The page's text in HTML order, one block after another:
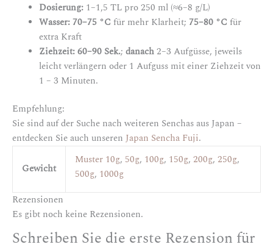
Dosierung:1–1,5 TL pro 250 ml (≈6–8 g/L)
Wasser: 70–75 °C für mehr Klarheit; 75–80 °C für
extra Kraft
Ziehzeit:60–90 Sek.; danach2–3 Aufgüsse, jeweils
leicht verlängern oder 1 Aufguss mit einer Ziehzeit von
1 – 3 Minuten.
Empfehlung:
Sie sind auf der Suche nach weiteren Senchas aus Japan –
entdecken Sie auch unseren Japan Sencha Fuji.
Gewicht
Muster 10g, 50g, 100g, 150g, 200g, 250g,
500g, 1000g
Rezensionen
Es gibt noch keine Rezensionen.
Schreiben Sie die erste Rezension für